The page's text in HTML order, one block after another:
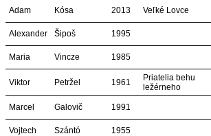
Adam Kósa 2013 Veľké Lovce
Alexander Šipoš 1995
Maria Vincze 1985
Viktor Petržel 1961
Priatelia behu
ležérneho
Marcel Galovič 1991
Vojtech Szántó 1955